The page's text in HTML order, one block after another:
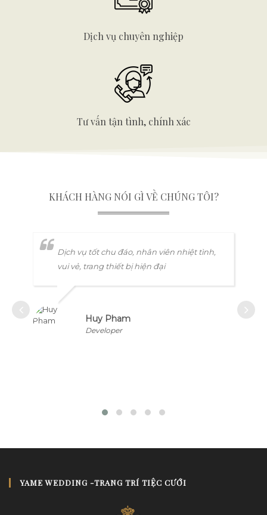
dâu, chú
rể sẽ đầu tư cho backdrop chụp ảnh cưới
( Trọn gói trang trí tiệc cưới tại nhà hàng
hình, bàn gallary, trang trí lối đi và sân
khấu chuyên nghiệp)
Một số mẫu backdrop đám cưới bằng hoa
Dịch vụ chuyên nghiệp
Tư vấn tận tình, chính xác
KHÁCH HÀNG NÓI GÌ VỀ CHÚNG TÔI?​
Dịch vụ tốt chu đáo, nhân viên nhiệt tình,
vui vẻ, trang thiết bị hiện đại
Huy Pham
Developer
YAME WEDDING -TRANG TRÍ TIỆC CƯỚI